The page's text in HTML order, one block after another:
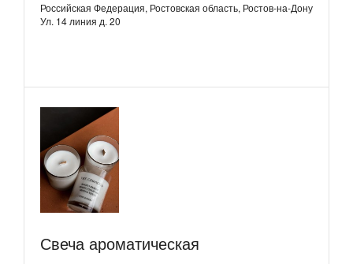
Российская Федерация, Ростовская область, Ростов-на-Дону
Ул. 14 линия д. 20
Свеча ароматическая